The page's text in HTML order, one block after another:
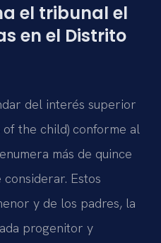
el tribunal el
en el Distrito
del interés superior
the child) conforme al
más de quince
Estos
y de los padres, la
progenitor y